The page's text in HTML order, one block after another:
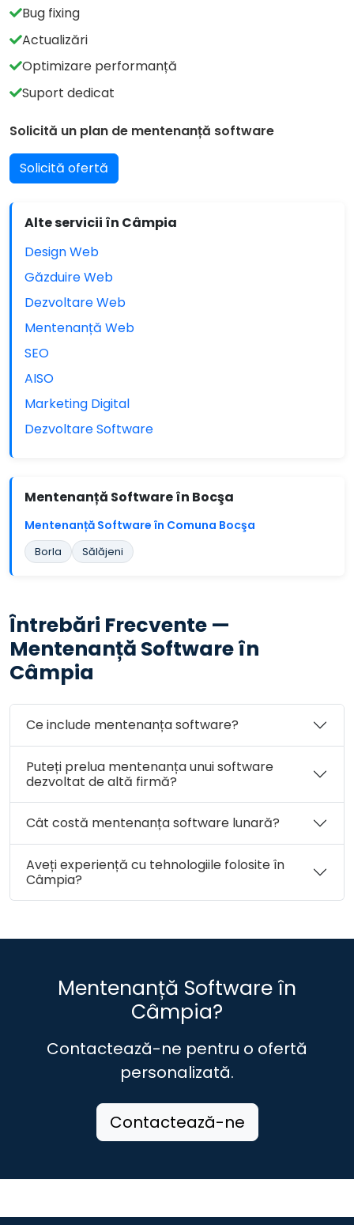
Bug fixing
Actualizări
Optimizare performanță
Suport dedicat
Solicită un plan de mentenanță software
Solicită ofertă
Alte servicii în Câmpia
Design Web
Găzduire Web
Dezvoltare Web
Mentenanță Web
SEO
AISO
Marketing Digital
Dezvoltare Software
Mentenanță Software în Bocşa
Mentenanță Software în Comuna Bocşa
Borla Sălăjeni
Întrebări Frecvente —
Mentenanță Software în
Câmpia
Ce include mentenanța software?
Puteți prelua mentenanța unui software
dezvoltat de altă firmă?
Cât costă mentenanța software lunară?
Aveți experiență cu tehnologiile folosite în
Câmpia?
Mentenanță Software în
Câmpia?
Contactează-ne pentru o ofertă
personalizată.
Contactează-ne